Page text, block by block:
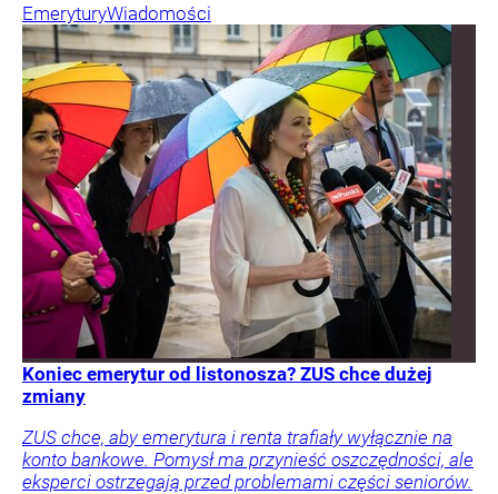
EmeryturyWiadomości
Koniec emerytur od listonosza? ZUS chce dużej
zmiany
ZUS chce, aby emerytura i renta trafiały wyłącznie na
konto bankowe. Pomysł ma przynieść oszczędności, ale
eksperci ostrzegają przed problemami części seniorów.